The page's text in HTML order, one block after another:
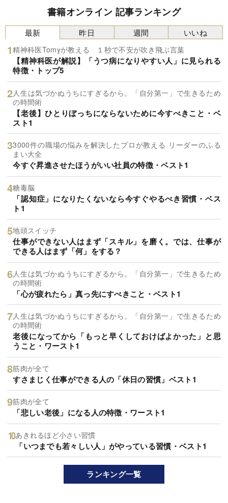
書籍オンライン 記事ランキング
最新
精神科医Tomyが教える １秒で不安が吹き飛ぶ言葉
【精神科医が解説】「うつ病になりやすい人」に見られる
特徴・トップ5
人生は気づかぬうちにすぎるから。「自分第一」で生きるため
の時間術
【老後】ひとりぼっちにならないために今すべきこと・ベ
スト1
3000件の職場の悩みを解決したプロが教える リーダーのふる
まい大全
今すぐ昇進させたほうがいい社員の特徴・ベスト1
糖毒脳
「認知症」になりたくないなら今すぐやるべき習慣・ベス
ト1
地頭スイッチ
仕事ができない人はまず「スキル」を磨く。では、仕事が
できる人はまず「何」をする？
人生は気づかぬうちにすぎるから。「自分第一」で生きるため
の時間術
「心が疲れたら」真っ先にすべきこと・ベスト1
人生は気づかぬうちにすぎるから。「自分第一」で生きるため
の時間術
老後になってから「もっと早くしておけばよかった」と思
うこと・ワースト1
筋肉が全て
すさまじく仕事ができる人の「休日の習慣」ベスト1
筋肉が全て
「悲しい老後」になる人の特徴・ワースト1
あきれるほど小さい習慣
「いつまでも若々しい人」がやっている習慣・ベスト1
昨日 週間 いいね
ランキング一覧